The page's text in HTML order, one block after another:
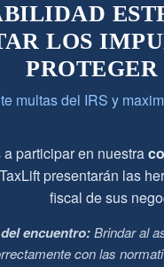
LOS
multas del IRS y
participar en nuestra
presentarán las
fiscal de sus
encuentro:Brindar al
con las